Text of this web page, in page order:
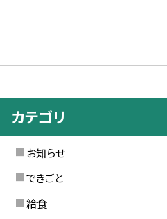
カテゴリ
お知らせ
できごと
給食